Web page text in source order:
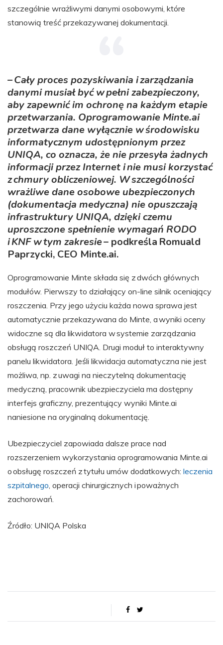
szczególnie wrażliwymi danymi osobowymi, które
stanowią treść przekazywanej dokumentacji.
– Cały proces pozyskiwania i zarządzania
danymi musiał być w pełni zabezpieczony,
aby zapewnić im ochronę na każdym etapie
przetwarzania. Oprogramowanie Minte.ai
przetwarza dane wyłącznie w środowisku
informatycznym udostępnionym przez
UNIQA, co oznacza, że nie przesyła żadnych
informacji przez Internet i nie musi korzystać
z chmury obliczeniowej. W szczególności
wrażliwe dane osobowe ubezpieczonych
(dokumentacja medyczna) nie opuszczają
infrastruktury UNIQA, dzięki czemu
uproszczone spełnienie wymagań RODO
i KNF w tym zakresie– podkreśla Romuald
Paprzycki, CEO Minte.ai.
Oprogramowanie Minte składa się z dwóch głównych
modułów. Pierwszy to działający on-line silnik oceniający
roszczenia. Przy jego użyciu każda nowa sprawa jest
automatycznie przekazywana do Minte, a wyniki oceny
widoczne są dla likwidatora w systemie zarządzania
obsługą roszczeń UNIQA. Drugi moduł to interaktywny
panelu likwidatora. Jeśli likwidacja automatyczna nie jest
możliwa, np. z uwagi na nieczytelną dokumentację
medyczną, pracownik ubezpieczyciela ma dostępny
interfejs graficzny, prezentujący wyniki Minte.ai
naniesione na oryginalną dokumentację.
Ubezpieczyciel zapowiada dalsze prace nad
rozszerzeniem wykorzystania oprogramowania Minte.ai
o obsługę roszczeń z tytułu umów dodatkowych: leczenia
szpitalnego , operacji chirurgicznych i poważnych
zachorowań.
Źródło: UNIQA Polska